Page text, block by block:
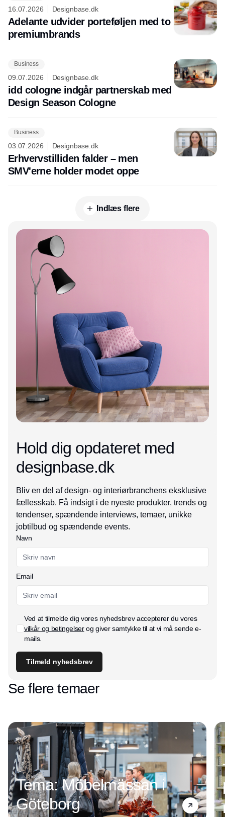
16.07.2026 Designbase.dk
Adelante udvider porteføljen med to
premiumbrands
Business
09.07.2026 Designbase.dk
idd cologne indgår partnerskab med
Design Season Cologne
Business
03.07.2026 Designbase.dk
Erhvervstilliden falder – men
SMV'erne holder modet oppe
Indlæs flere
Annonce
Hold dig opdateret med
designbase.dk
Bliv en del af design- og interiørbranchens eksklusive
fællesskab. Få indsigt i de nyeste produkter, trends og
tendenser, spændende interviews, temaer, unikke
jobtilbud og spændende events.
Navn
Email
Ved at tilmelde dig vores nyhedsbrev accepterer du vores
vilkår og betingelserog giver samtykke til at vi må sende e-
mails.
Tilmeld nyhedsbrev
Se flere temaer
Tema: Möbelmässan i
Göteborg